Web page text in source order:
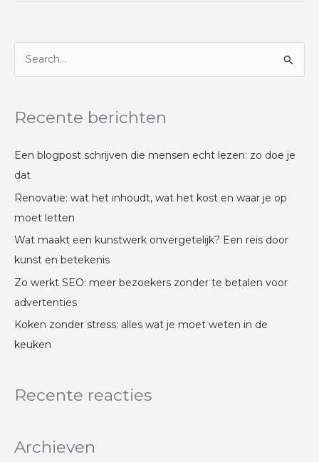
k
a
a
r
:
Recente berichten
Een blogpost schrijven die mensen echt lezen: zo doe je
dat
Renovatie: wat het inhoudt, wat het kost en waar je op
moet letten
Wat maakt een kunstwerk onvergetelijk? Een reis door
kunst en betekenis
Zo werkt SEO: meer bezoekers zonder te betalen voor
advertenties
Koken zonder stress: alles wat je moet weten in de
keuken
Recente reacties
Archieven